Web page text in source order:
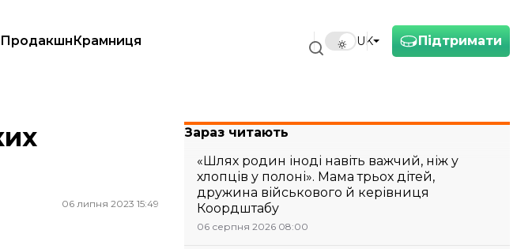
Підтримати
UK
ПродакшнКрамниця
06 липня 2023 15:49
Зараз читають
«Шлях родин іноді навіть важчий, ніж у
хлопців у полоні». Мама трьох дітей,
дружина військового й керівниця
Коордштабу
06 серпня 2026 08:00